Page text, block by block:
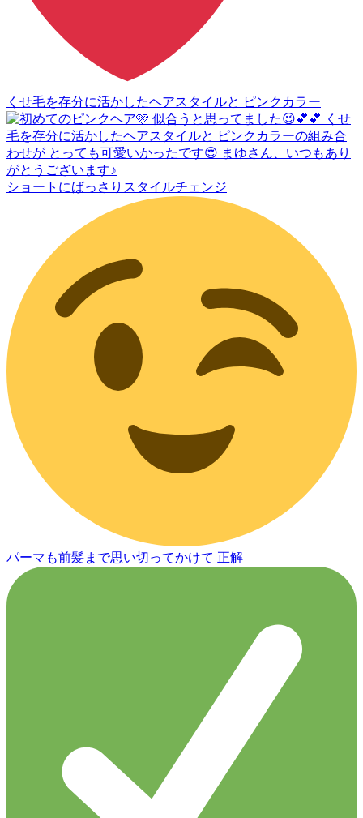
くせ毛を存分に活かしたヘアスタイルと ピンクカラー
ショートにばっさりスタイルチェンジ
パーマも前髪まで思い切ってかけて 正解